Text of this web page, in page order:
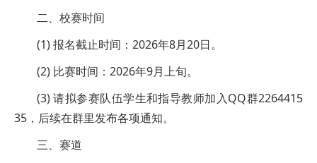
二、校赛时间
(1) 报名截止时间：2026年8月20日。
(2) 比赛时间：2026年9月上旬。
(3) 请拟参赛队伍学生和指导教师加入QQ群2264415
35，后续在群里发布各项通知。
三、赛道